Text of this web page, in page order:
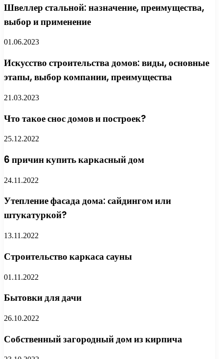
Швеллер стальной: назначение, преимущества,
выбор и применение
01.06.2023
Искусство строительства домов: виды, основные
этапы, выбор компании, преимущества
21.03.2023
Что такое снос домов и построек?
25.12.2022
6 причин купить каркасный дом
24.11.2022
Утепление фасада дома: сайдингом или
штукатуркой?
13.11.2022
Строительство каркаса сауны
01.11.2022
Бытовки для дачи
26.10.2022
Собственный загородный дом из кирпича